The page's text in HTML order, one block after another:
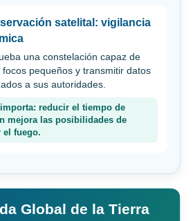
satelital: vigilancia
una constelación capaz de
focos pequeños y transmitir datos
a sus autoridades.
reducir el tiempo de
mejora las posibilidades de
el fuego.
Global de la Tierra